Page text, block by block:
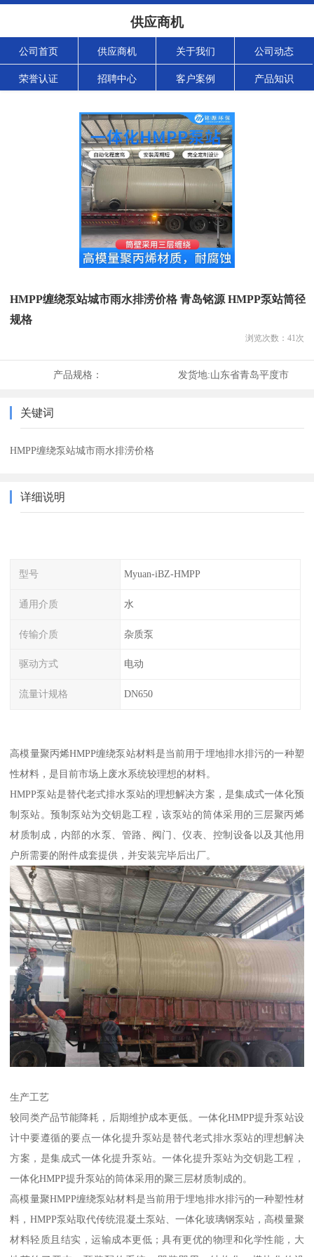
供应商机
公司首页 供应商机 关于我们 公司动态
荣誉认证 招聘中心 客户案例 产品知识
HMPP缠绕泵站城市雨水排涝价格 青岛铭源 HMPP泵站筒径
规格
浏览次数： 41次
产品规格： 发货地:山东省青岛平度市
关键词
HMPP缠绕泵站城市雨水排涝价格
详细说明
型号 Myuan-iBZ-HMPP
通用介质 水
传输介质 杂质泵
驱动方式 电动
流量计规格 DN650
高模量聚丙烯HMPP缠绕泵站材料是当前用于埋地排水排污的一种塑
性材料，是目前市场上废水系统较理想的材料。
HMPP泵站是替代老式排水泵站的理想解决方案，是集成式一体化预
制泵站。预制泵站为交钥匙工程，该泵站的筒体采用的三层聚丙烯
材质制成，内部的水泵、管路、阀门、仪表、控制设备以及其他用
户所需要的附件成套提供，并安装完毕后出厂。
生产工艺
较同类产品节能降耗，后期维护成本更低。一体化HMPP提升泵站设
计中要遵循的要点一体化提升泵站是替代老式排水泵站的理想解决
方案，是集成式一体化提升泵站。一体化提升泵站为交钥匙工程，
一体化HMPP提升泵站的筒体采用的聚三层材质制成的。
高模量聚HMPP缠绕泵站材料是当前用于埋地排水排污的一种塑性材
料，HMPP泵站取代传统混凝土泵站、一体化玻璃钢泵站，高模量聚
材料轻质且结实，运输成本更低；具有更优的物理和化学性能，大